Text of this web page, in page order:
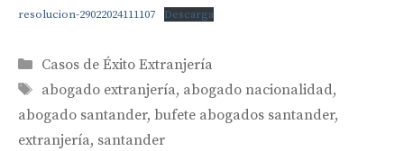
resolucion-29022024111107 Descarga
Categorías
Casos de Éxito Extranjería
Etiquetas
abogado extranjería, abogado nacionalidad,
abogado santander, bufete abogados santander,
extranjería, santander